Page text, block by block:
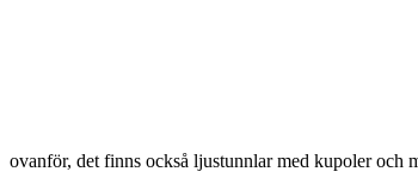
ovanför, det finns också ljustunnlar med kupoler och